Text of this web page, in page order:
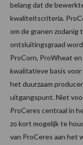
belang dat de
kwaliteitscriteria.
om de granen
ontsluitingsgraad
ProCorn, ProWheat
kwalitatieve basis
het duurzaam
uitgangspunt. Niet
ProCeres centraal in
zo kort mogelijk te
van ProCeres aan het